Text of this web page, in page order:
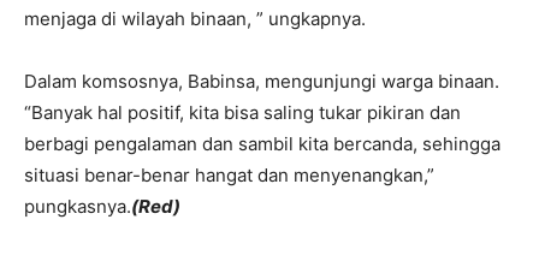
menjaga di wilayah binaan, ” ungkapnya.
Dalam komsosnya, Babinsa, mengunjungi warga binaan.
“Banyak hal positif, kita bisa saling tukar pikiran dan
berbagi pengalaman dan sambil kita bercanda, sehingga
situasi benar-benar hangat dan menyenangkan,”
pungkasnya.(Red)